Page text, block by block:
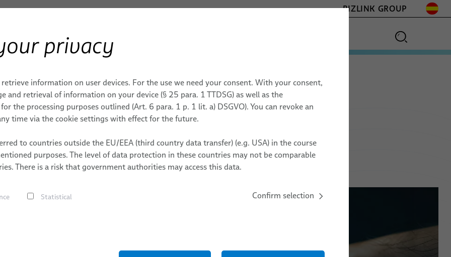
BIZLINK GROUP
y servicios
privacy
information on user devices. For the use we need your consent. With your consent,
and retrieval of information on your device (§ 25 para. 1 TTDSG) as well as the
the processing purposes outlined (Art. 6 para. 1 p. 1 lit. a) DSGVO). You can revoke an
time via the cookie settings with effect for the future.
to countries outside the EU/EEA (third country data transfer) (e.g. USA) in the course
purposes. The level of data protection in these countries may not be comparable
There is a risk that government authorities may access this data.
Statistical Confirm selection